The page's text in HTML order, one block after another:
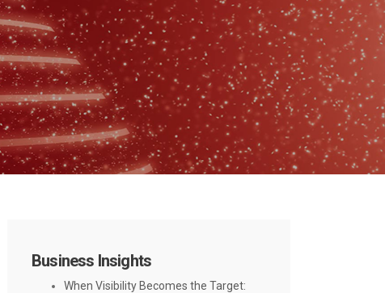
Business Insights
When Visibility Becomes the Target: